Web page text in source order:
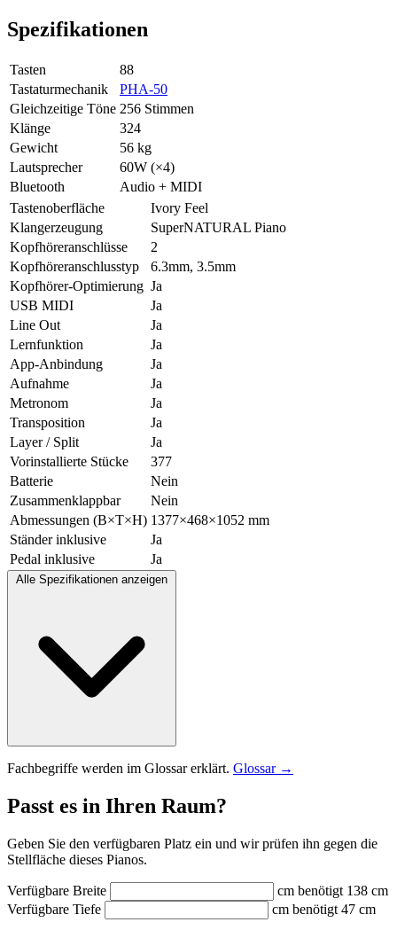
Spezifikationen
Tasten
88
Tastaturmechanik
PHA-50
Gleichzeitige Töne 256 Stimmen
Klänge
324
Gewicht
56 kg
Lautsprecher
60W (×4)
Bluetooth
Audio + MIDI
Tastenoberfläche
Ivory Feel
Klangerzeugung
SuperNATURAL Piano
Kopfhöreranschlüsse
2
Kopfhöreranschlusstyp
6.3mm, 3.5mm
Kopfhörer-Optimierung Ja
USB MIDI
Ja
Line Out
Ja
Lernfunktion
Ja
App-Anbindung
Ja
Aufnahme
Ja
Metronom
Ja
Transposition
Ja
Layer / Split
Ja
Vorinstallierte Stücke
377
Batterie
Nein
Zusammenklappbar
Nein
Abmessungen (B×T×H) 1377×468×1052 mm
Ständer inklusive
Ja
Pedal inklusive
Ja
Alle Spezifikationen anzeigen
Fachbegriffe werden im Glossar erklärt. Glossar →
Passt es in Ihren Raum?
Geben Sie den verfügbaren Platz ein und wir prüfen ihn gegen die
Stellfläche dieses Pianos.
Verfügbare Breite cm benötigt 138 cm
Verfügbare Tiefe
cm benötigt 47 cm